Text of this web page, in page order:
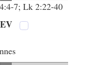
7; Lk 2:22-40